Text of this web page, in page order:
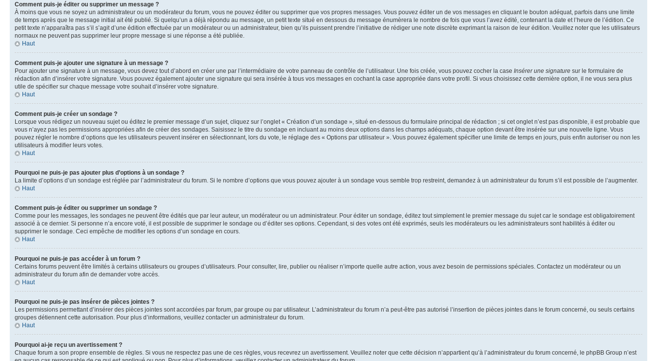
Comment puis-je éditer ou supprimer un message ?
À moins que vous ne soyez un administrateur ou un modérateur du forum, vous ne pouvez éditer ou supprimer que vos propres messages. Vous pouvez éditer un de vos messages en cliquant le bouton adéquat, parfois dans une limite
de temps après que le message initial ait été publié. Si quelqu’un a déjà répondu au message, un petit texte situé en dessous du message énumèrera le nombre de fois que vous l’avez édité, contenant la date et l’heure de l’édition. Ce
petit texte n’apparaîtra pas s’il s’agit d’une édition effectuée par un modérateur ou un administrateur, bien qu’ils puissent prendre l’initiative de rédiger une note discrète exprimant la raison de leur édition. Veuillez noter que les utilisateurs
normaux ne peuvent pas supprimer leur propre message si une réponse a été publiée.
Haut
Comment puis-je ajouter une signature à un message ?
Pour ajouter une signature à un message, vous devez tout d’abord en créer une par l’intermédiaire de votre panneau de contrôle de l’utilisateur. Une fois créée, vous pouvez cocher la case Insérer une signature sur le formulaire de
rédaction afin d’insérer votre signature. Vous pouvez également ajouter une signature qui sera insérée à tous vos messages en cochant la case appropriée dans votre profil. Si vous choisissez cette dernière option, il ne vous sera plus
utile de spécifier sur chaque message votre souhait d’insérer votre signature.
Haut
Comment puis-je créer un sondage ?
Lorsque vous rédigez un nouveau sujet ou éditez le premier message d’un sujet, cliquez sur l’onglet « Création d’un sondage », situé en-dessous du formulaire principal de rédaction ; si cet onglet n’est pas disponible, il est probable que
vous n’ayez pas les permissions appropriées afin de créer des sondages. Saisissez le titre du sondage en incluant au moins deux options dans les champs adéquats, chaque option devant être insérée sur une nouvelle ligne. Vous
pouvez régler le nombre d’options que les utilisateurs peuvent insérer en sélectionnant, lors du vote, le réglage des « Options par utilisateur ». Vous pouvez également spécifier une limite de temps en jours, puis enfin autoriser ou non les
utilisateurs à modifier leurs votes.
Haut
Pourquoi ne puis-je pas ajouter plus d’options à un sondage ?
La limite d’options d’un sondage est réglée par l’administrateur du forum. Si le nombre d’options que vous pouvez ajouter à un sondage vous semble trop restreint, demandez à un administrateur du forum s’il est possible de l’augmenter.
Haut
Comment puis-je éditer ou supprimer un sondage ?
Comme pour les messages, les sondages ne peuvent être édités que par leur auteur, un modérateur ou un administrateur. Pour éditer un sondage, éditez tout simplement le premier message du sujet car le sondage est obligatoirement
associé à ce dernier. Si personne n’a encore voté, il est possible de supprimer le sondage ou d’éditer ses options. Cependant, si des votes ont été exprimés, seuls les modérateurs ou les administrateurs sont habilités à éditer ou
supprimer le sondage. Ceci empêche de modifier les options d’un sondage en cours.
Haut
Pourquoi ne puis-je pas accéder à un forum ?
Certains forums peuvent être limités à certains utilisateurs ou groupes d’utilisateurs. Pour consulter, lire, publier ou réaliser n’importe quelle autre action, vous avez besoin de permissions spéciales. Contactez un modérateur ou un
administrateur du forum afin de demander votre accès.
Haut
Pourquoi ne puis-je pas insérer de pièces jointes ?
Les permissions permettant d’insérer des pièces jointes sont accordées par forum, par groupe ou par utilisateur. L’administrateur du forum n’a peut-être pas autorisé l’insertion de pièces jointes dans le forum concerné, ou seuls certains
groupes détiennent cette autorisation. Pour plus d’informations, veuillez contacter un administrateur du forum.
Haut
Pourquoi ai-je reçu un avertissement ?
Chaque forum a son propre ensemble de règles. Si vous ne respectez pas une de ces règles, vous recevrez un avertissement. Veuillez noter que cette décision n’appartient qu’à l’administrateur du forum concerné, le phpBB Group n’est